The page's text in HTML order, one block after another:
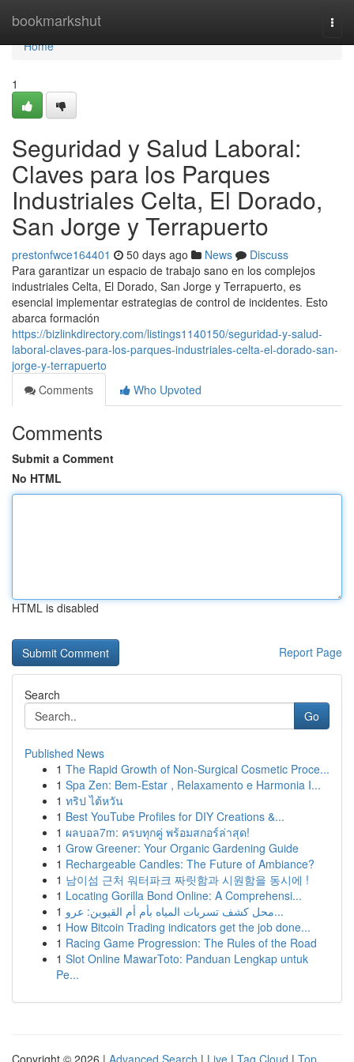
bookmarkshut
Home
Home
1
Seguridad y Salud Laboral:
Claves para los Parques
Industriales Celta, El Dorado,
San Jorge y Terrapuerto
prestonfwce164401 50 days ago News
Discuss
Para garantizar un espacio de trabajo sano en los complejos
industriales Celta, El Dorado, San Jorge y Terrapuerto, es
esencial implementar estrategias de control de incidentes. Esto
abarca formación
https://bizlinkdirectory.com/listings1140150/seguridad-y-salud-
laboral-claves-para-los-parques-industriales-celta-el-dorado-san-
jorge-y-terrapuerto
Comments
Who Upvoted
Comments
Submit a Comment
No HTML
HTML is disabled
Report Page
Search
Go
Published News
1 The Rapid Growth of Non-Surgical Cosmetic Proce...
1 Spa Zen: Bem-Estar , Relaxamento e Harmonia I...
1 ทริป ไต้หวัน
1 Best YouTube Profiles for DIY Creations &...
1 ผลบอล7m: ครบทุกคู่ พร้อมสกอร์ล่าสุด!
1 Grow Greener: Your Organic Gardening Guide
1 Rechargeable Candles: The Future of Ambiance?
1 남이섬 근처 워터파크 짜릿함과 시원함을 동시에 !
1 Locating Gorilla Bond Online: A Comprehensi...
1
محل كشف تسربات المياه بأم أم القيوين: عرو...
1 How Bitcoin Trading indicators get the job done...
1 Racing Game Progression: The Rules of the Road
1 Slot Online MawarToto: Panduan Lengkap untuk
Pe...
Copyright © 2026 | Advanced Search | Live | Tag Cloud | Top